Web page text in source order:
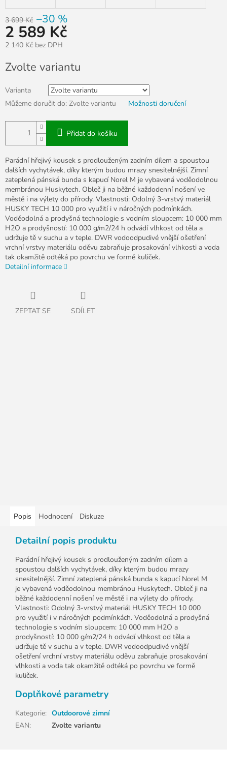
3 699 Kč –30 %
2 589 Kč
2 140 Kč bez DPH
cena:
Zvolte variantu
Varianta
Můžeme doručit do: Zvolte variantu Možnosti doručení
Přidat do košíku
Parádní hřejivý kousek s prodlouženým zadním dílem a spoustou
dalších vychytávek, díky kterým budou mrazy snesitelnější. Zimní
zateplená pánská bunda s kapucí Norel M je vybavená voděodolnou
membránou Huskytech. Obleč ji na běžné každodenní nošení ve
městě i na výlety do přírody. Vlastnosti: Odolný 3-vrstvý materiál
HUSKY TECH 10 000 pro využití i v náročných podmínkách.
Voděodolná a prodyšná technologie s vodním sloupcem: 10 000 mm
H2O a prodyšností: 10 000 g/m2/24 h odvádí vlhkost od těla a
udržuje tě v suchu a v teple. DWR vodoodpudivé vnější ošetření
vrchní vrstvy materiálu oděvu zabraňuje prosakování vlhkosti a voda
tak okamžitě odtéká po povrchu ve formě kuliček.
Detailní informace
ZEPTAT SE SDÍLET
Popis Hodnocení Diskuze
Detailní popis produktu
Parádní hřejivý kousek s prodlouženým zadním dílem a
spoustou dalších vychytávek, díky kterým budou mrazy
snesitelnější. Zimní zateplená pánská bunda s kapucí Norel M
je vybavená voděodolnou membránou Huskytech. Obleč ji na
běžné každodenní nošení ve městě i na výlety do přírody.
Vlastnosti: Odolný 3-vrstvý materiál HUSKY TECH 10 000
pro využití i v náročných podmínkách. Voděodolná a prodyšná
technologie s vodním sloupcem: 10 000 mm H2O a
prodyšností: 10 000 g/m2/24 h odvádí vlhkost od těla a
udržuje tě v suchu a v teple. DWR vodoodpudivé vnější
ošetření vrchní vrstvy materiálu oděvu zabraňuje prosakování
vlhkosti a voda tak okamžitě odtéká po povrchu ve formě
kuliček.
Doplňkové parametry
Kategorie: Outdoorové zimní
EAN: Zvolte variantu